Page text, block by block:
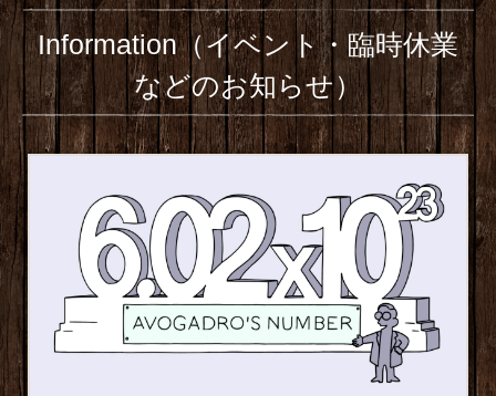
Information（イベント・臨時休業
などのお知らせ）